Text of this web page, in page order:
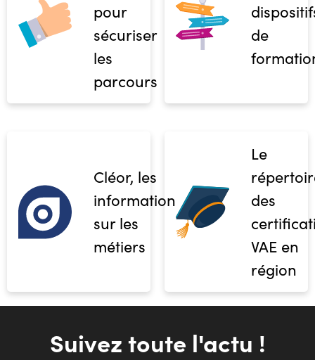
pour
sécuriser
les
parcours
de
Cléor, les
informations
sur les
métiers
Le
des
VAE en
région
Suivez toute l'actu !